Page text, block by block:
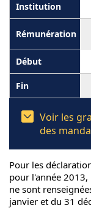
Voir les
des
Pour les
pour l'année
ne sont
janvier et du 31